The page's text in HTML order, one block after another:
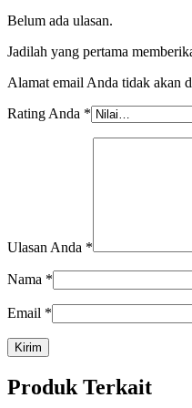
Belum ada ulasan.
Jadilah yang pertama
Alamat email Anda tidak akan
Rating Anda *
Ulasan Anda *
Nama *
Email *
Produk Terkait